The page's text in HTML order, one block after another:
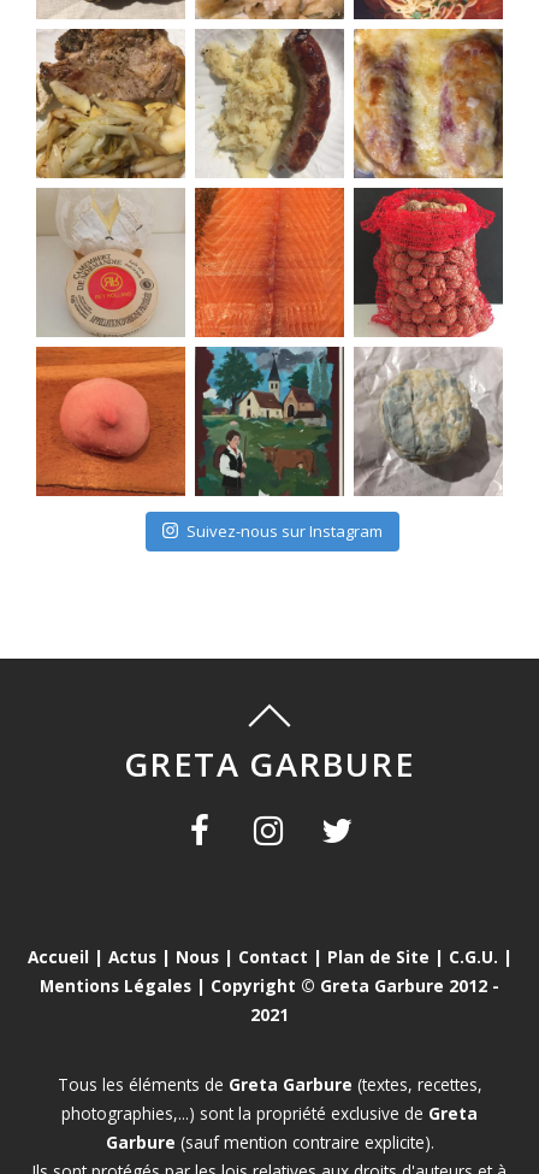
Suivez-nous sur Instagram
GRETA GARBURE
Accueil | Actus| Nous| Contact | Plan de Site | C.G.U. |
Mentions Légales | Copyright © Greta Garbure 2012 -
2021
Tous les éléments de Greta Garbure (textes, recettes,
photographies,...) sont la propriété exclusive de Greta
Garbure (sauf mention contraire explicite).